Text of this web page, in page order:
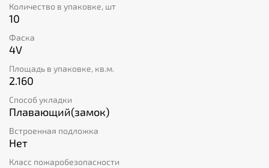
Количество в упаковке, шт
10
Фаска
4V
Площадь в упаковке, кв.м.
2.160
Способ укладки
Плавающий(замок)
Встроенная подложка
Нет
Класс пожаробезопасности